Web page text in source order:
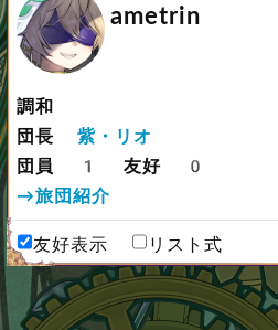
ametrin
調和
団長 紫・リオ
団員 1 友好 0
→旅団紹介
友好表示 リスト式